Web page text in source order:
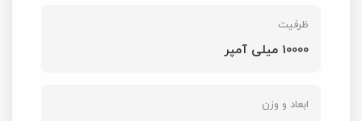
ظرفیت
10000 میلی آمپر
ابعاد و وزن